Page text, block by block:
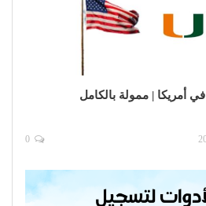
منحة جامعة ميامي 2026 في أمريكا | ممولة بالكامل